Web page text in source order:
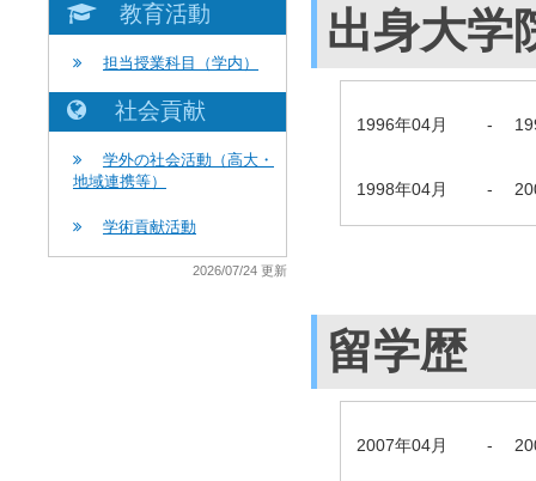
教育活動
担当授業科目（学内）
社会貢献
学外の社会活動（高大・
地域連携等）
学術貢献活動
2026/07/24 更新
出身大学
1996年04月 -
1998年04月 -
留学歴
2007年04月 -